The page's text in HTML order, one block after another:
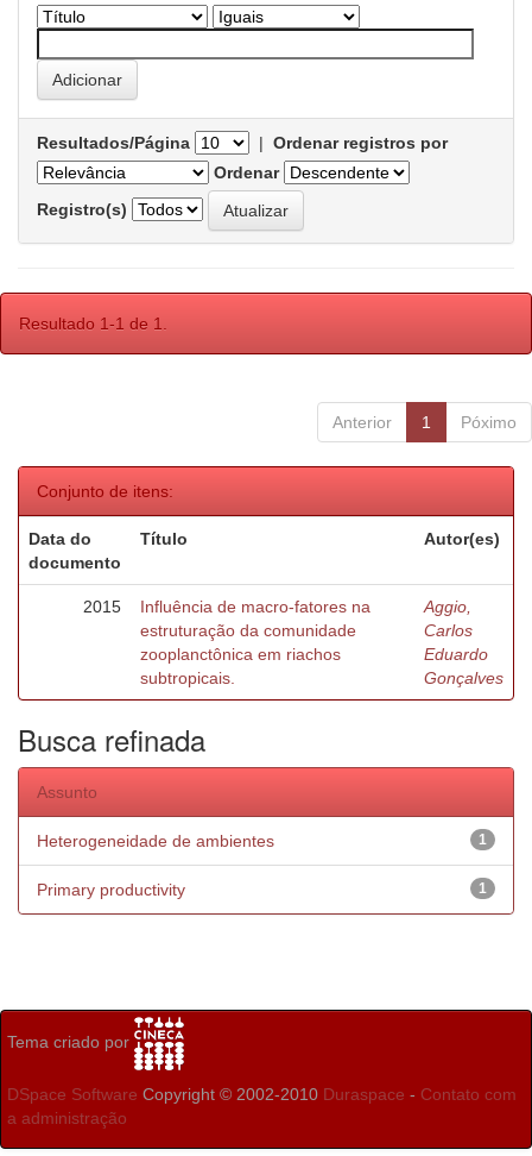
Resultados/Página | Ordenar registros por
Ordenar
Registro(s)
Resultado 1-1 de 1.
Anterior 1 Póximo
Conjunto de itens:
Data do
documento
Título Autor(es)
2015
Influência de macro-fatores na
estruturação da comunidade
zooplanctônica em riachos
subtropicais.
Aggio,
Carlos
Eduardo
Gonçalves
Busca refinada
Assunto
1
Heterogeneidade de ambientes
1
Primary productivity
Tema criado por
DSpace Software Copyright © 2002-2010 Duraspace - Contato com
a administração